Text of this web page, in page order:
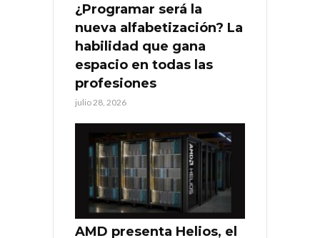
¿Programar será la
nueva alfabetización? La
habilidad que gana
espacio en todas las
profesiones
julio 28, 2026
AMD presenta Helios, el